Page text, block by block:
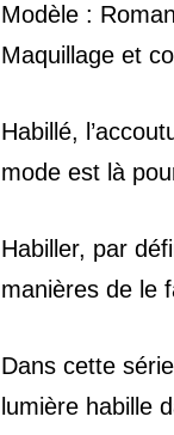
Modèle :
Maquillage et
Habillé,
mode est là
Habiller, par
manières de le
Dans cette
lumière habille